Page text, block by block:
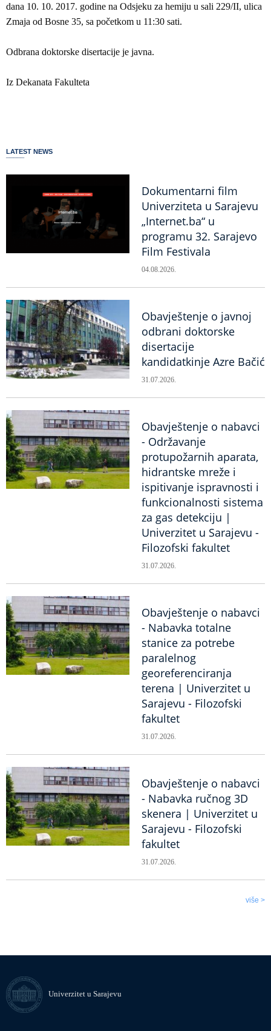
dana 10. 10. 2017. godine na Odsjeku za hemiju u sali 229/II, ulica
Zmaja od Bosne 35, sa početkom u 11:30 sati.
Odbrana doktorske disertacije je javna.
Iz Dekanata Fakulteta
LATEST NEWS
Dokumentarni film
Univerziteta u Sarajevu
„Internet.ba“ u
programu 32. Sarajevo
Film Festivala
04.08.2026.
Obavještenje o javnoj
odbrani doktorske
disertacije
kandidatkinje Azre Bačić
31.07.2026.
Obavještenje o nabavci
- Održavanje
protupožarnih aparata,
hidrantske mreže i
ispitivanje ispravnosti i
funkcionalnosti sistema
za gas detekciju |
Univerzitet u Sarajevu -
Filozofski fakultet
31.07.2026.
Obavještenje o nabavci
- Nabavka totalne
stanice za potrebe
paralelnog
georeferenciranja
terena | Univerzitet u
Sarajevu - Filozofski
fakultet
31.07.2026.
Obavještenje o nabavci
- Nabavka ručnog 3D
skenera | Univerzitet u
Sarajevu - Filozofski
fakultet
31.07.2026.
više >
Univerzitet u Sarajevu